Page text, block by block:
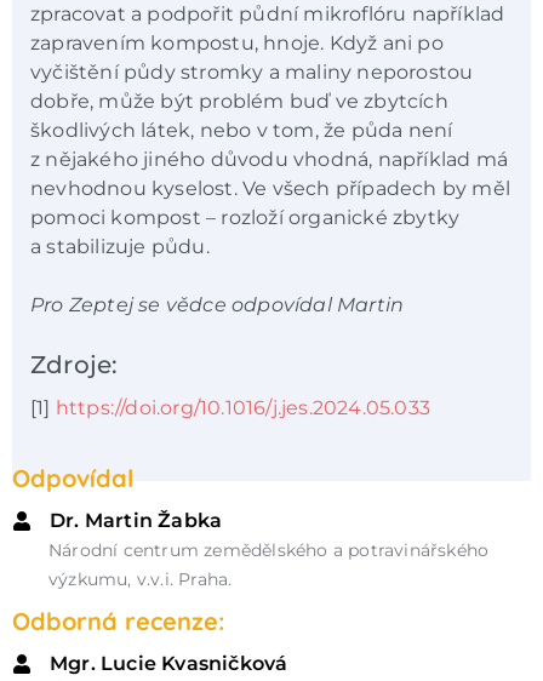
zpracovat a podpořit půdní mikroflóru například
zapravením kompostu, hnoje. Když ani po
vyčištění půdy stromky a maliny neporostou
dobře, může být problém buď ve zbytcích
škodlivých látek, nebo v tom, že půda není
z nějakého jiného důvodu vhodná, například má
nevhodnou kyselost. Ve všech případech by měl
pomoci kompost – rozloží organické zbytky
a stabilizuje půdu.
Pro Zeptej se vědce odpovídal Martin
Zdroje:
[1] https://doi.org/10.1016/j.jes.2024.05.033
Odpovídal
Dr. Martin Žabka
Národní centrum zemědělského a potravinářského
výzkumu, v.v.i. Praha.
Odborná recenze:
Mgr. Lucie Kvasničková